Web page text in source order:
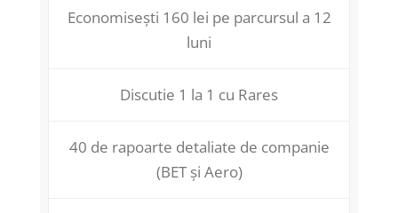
Economisești 160 lei pe parcursul a 12
luni
Discutie 1 la 1 cu Rares
40 de rapoarte detaliate de companie
(BET și Aero)